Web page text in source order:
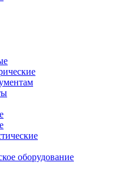
оборудование